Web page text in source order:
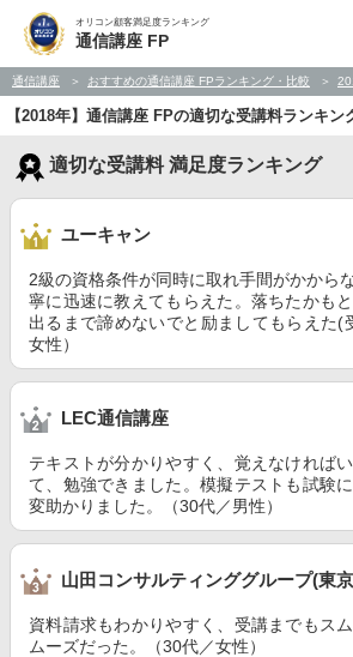
オリコン顧客満足度ランキング
通信講座 FP
通信講座 おすすめの通信講座 FPランキング・比較
【2018年】通信講座 FPの適切な受講料ランキン
適切な受講料 満足度ランキング
ユーキャン
2級の資格条件が同時に取れ手間がかから
寧に迅速に教えてもらえた。落ちたかも
出るまで諦めないでと励ましてもらえた(
女性）
LEC通信講座
テキストが分かりやすく、覚えなければ
て、勉強できました。模擬テストも試験
変助かりました。（30代／男性）
山田コンサルティンググループ(東
資料請求もわかりやすく、受講までもス
ムーズだった。（30代／女性）